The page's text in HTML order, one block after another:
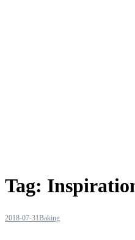
Tag:
2018-07-31Baking